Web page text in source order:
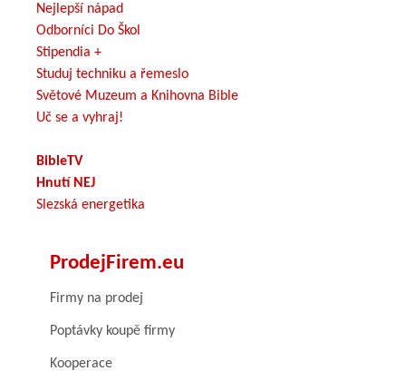
Nejlepší nápad
Odborníci Do Škol
Stipendia +
Studuj techniku a řemeslo
Světové Muzeum a Knihovna Bible
Uč se a vyhraj!
BibleTV
Hnutí NEJ
Slezská energetika
ProdejFirem.eu
Firmy na prodej
Poptávky koupě firmy
Kooperace